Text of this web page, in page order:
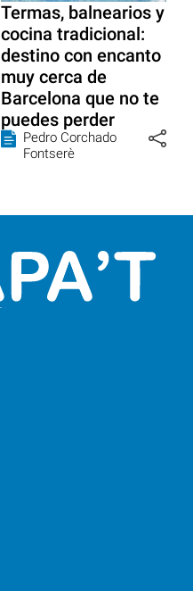
Termas, balnearios y
cocina tradicional:
destino con encanto
muy cerca de
Barcelona que no te
puedes perder
Pedro Corchado
Fontserè